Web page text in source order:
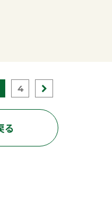
4
る